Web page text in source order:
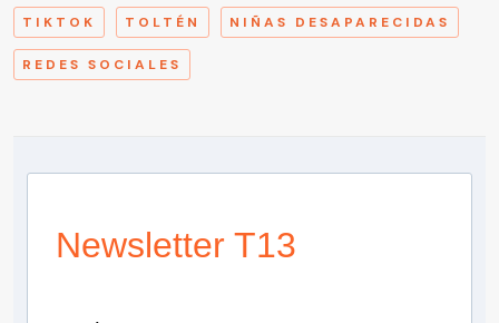
TIKTOK TOLTÉN NIÑAS DESAPARECIDAS
REDES SOCIALES
Newsletter T13